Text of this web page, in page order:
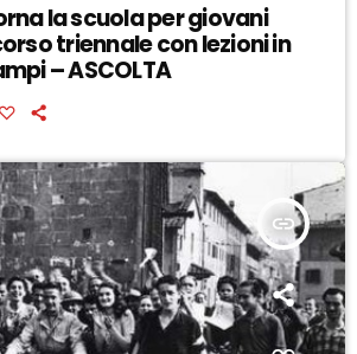
la scuola per giovani
triennale con lezioni in
– ASCOLTA
insert_link